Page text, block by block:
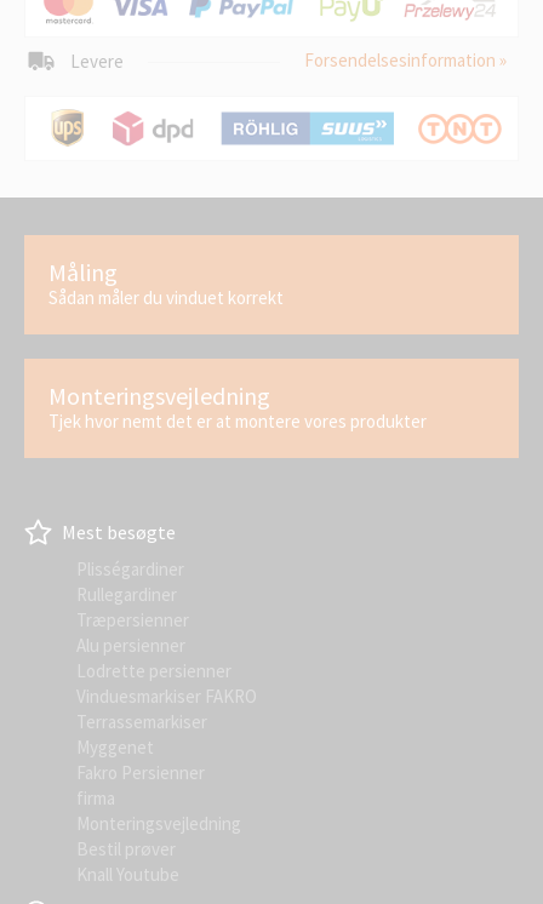
Levere Forsendelsesinformation »
Måling
Sådan måler du vinduet korrekt
Monteringsvejledning
Tjek hvor nemt det er at montere vores produkter
Mest besøgte
Plisségardiner
Rullegardiner
Træpersienner
Alu persienner
Lodrette persienner
Vinduesmarkiser FAKRO
Terrassemarkiser
Myggenet
Fakro Persienner
firma
Monteringsvejledning
Bestil prøver
Knall Youtube